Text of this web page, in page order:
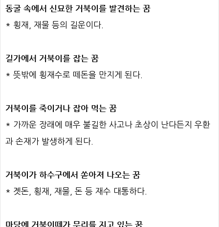
동굴 속에서 신묘한 거북이를 발견하는 꿈
* 횡재, 재물 등의 길운이다.
길가에서 거북이를 잡는 꿈
* 뜻밖에 횡재수로 떼돈을 만지게 된다.
거북이를 죽이거나 잡아 먹는 꿈
* 가까운 장래에 매우 불길한 사고나 초상이 난다든지 우환
과 손재가 발생하게 된다.
거북이가 하수구에서 쏟아져 나오는 꿈
* 곗돈, 횡재, 재물, 돈 등 재수 대통하다.
마당에 거북이떼가 무리를 지고 있는 꿈